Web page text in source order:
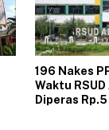
196 Nakes
Waktu
Diperas